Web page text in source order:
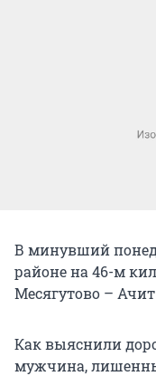
В минувший
районе на 46-м
Месягутово – Ачит
Как выяснили
мужчина,